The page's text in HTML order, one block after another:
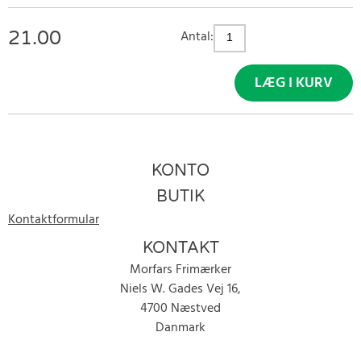
21.00 Antal:
LÆG I KURV
KONTO
BUTIK
Kontaktformular
KONTAKT
Morfars Frimærker
Niels W. Gades Vej 16,
4700 Næstved
Danmark